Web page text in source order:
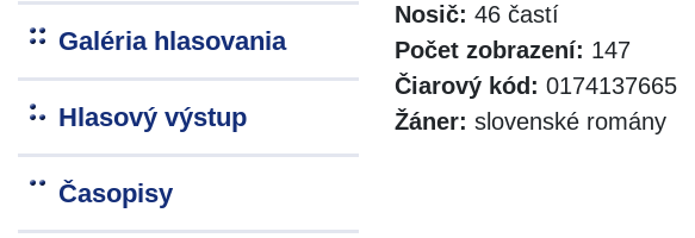
Galéria hlasovania
Hlasový výstup
Časopisy
Nosič: 46 častí
Počet zobrazení: 147
Čiarový kód: 0174137665
Žáner: slovenské romány